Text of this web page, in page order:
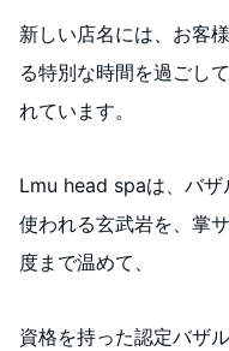
新しい店名には、お客
る特別な時間を過ごし
れています。
Lmu head spaは、バ
使われる玄武岩を、掌
度まで温めて、
資格を持った認定バザ